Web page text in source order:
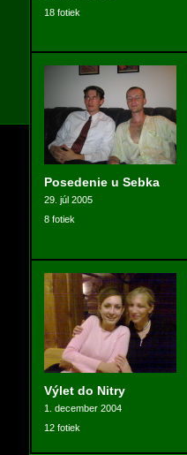
18 fotiek
Posedenie u Sebka
29. júl 2005
8 fotiek
Výlet do Nitry
1. december 2004
12 fotiek